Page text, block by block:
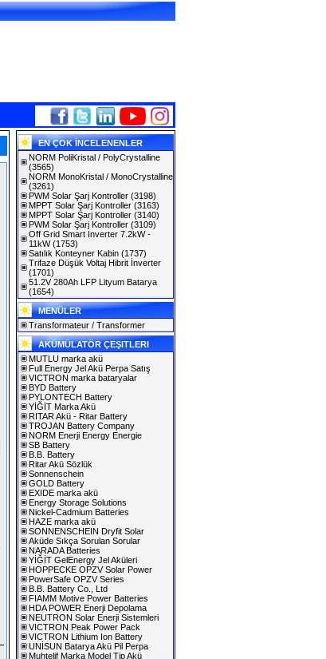
EN ÇOK İNCELENENLER
NORM PoliKristal / PolyCrystalline
(3565)
NORM MonoKristal / MonoCrystalline
(3261)
PWM Solar Şarj Kontroller (3198)
MPPT Solar Şarj Kontroller (3163)
MPPT Solar Şarj Kontroller (3140)
PWM Solar Şarj Kontroller (3109)
Off Grid Smart Inverter 7.2kW -
11kW(1753)
Satılık Konteyner Kabin (1737)
Trifaze Düşük Voltaj Hibrit İnverter
(1701)
51.2V 280Ah LFP Lityum Batarya
(1654)
MENÜLER
Transformateur / Transformer
AKÜMÜLATÖR ÇEŞITLERI
MUTLU marka akü
Full Energy Jel Akü Perpa Satış
VICTRON marka bataryalar
BYD Battery
PYLONTECH Battery
YİĞİT Marka Akü
RITAR Akü - Ritar Battery
TROJAN Battery Company
NORM Enerji Energy Energie
SB Battery
B.B. Battery
Ritar Akü Sözlük
Sonnenschein
GOLD Battery
EXIDE marka akü
Energy Storage Solutions
Nickel-Cadmium Batteries
HAZE marka akü
SONNENSCHEIN Dryfit Solar
Aküde Sıkça Sorulan Sorular
NARADA Batteries
YİĞİT GelEnergy Jel Aküleri
HOPPECKE OPZV Solar Power
PowerSafe OPZV Series
B.B. Battery Co., Ltd
FIAMM Motive Power Batteries
HDA POWER Enerji Depolama
NEUTRON Solar Enerji Sistemleri
VICTRON Peak Power Pack
VICTRON Lithium Ion Battery
UNİSUN Batarya Akü Pil Perpa
Muhtelif Marka Model Tip Akü